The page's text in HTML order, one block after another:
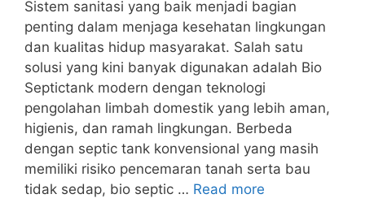
Sistem sanitasi yang baik menjadi bagian
penting dalam menjaga kesehatan lingkungan
dan kualitas hidup masyarakat. Salah satu
solusi yang kini banyak digunakan adalah Bio
Septictank modern dengan teknologi
pengolahan limbah domestik yang lebih aman,
higienis, dan ramah lingkungan. Berbeda
dengan septic tank konvensional yang masih
memiliki risiko pencemaran tanah serta bau
tidak sedap, bio septic … Read more